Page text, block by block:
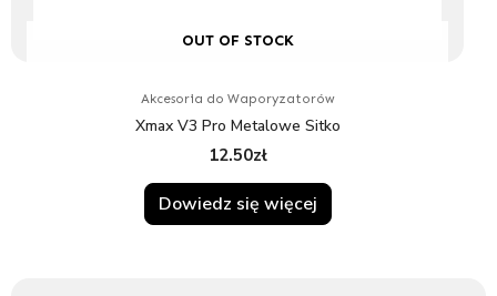
OUT OF STOCK
Akcesoria do Waporyzatorów
Xmax V3 Pro Metalowe Sitko
12.50zł
Dowiedz się więcej